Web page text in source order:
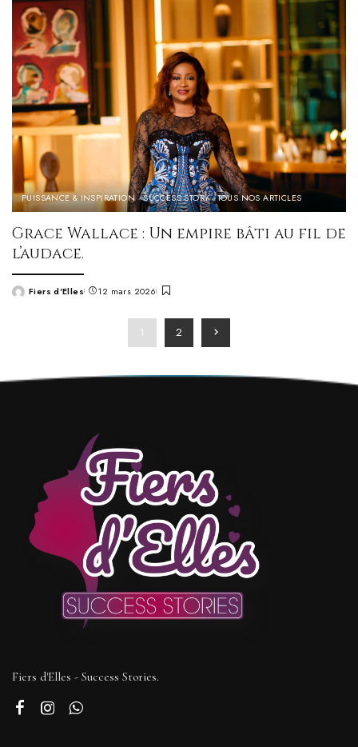
PUISSANCE & INSPIRATION SUCCESS STORY TOUS NOS ARTICLES
Grace Wallace : Un empire bâti au fil de
l’audace.
PostedFiers d'Elles 12 mars 2026
1 2
Fiers d'Elles - Success Stories.